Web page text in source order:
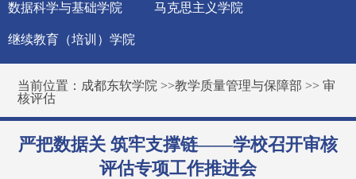
数据科学与基础学院 马克思主义学院
继续教育（培训）学院
当前位置： 成都东软学院 >>教学质量管理与保障部 >>审
核评估
严把数据关 筑牢支撑链——学校召开审核
评估专项工作推进会